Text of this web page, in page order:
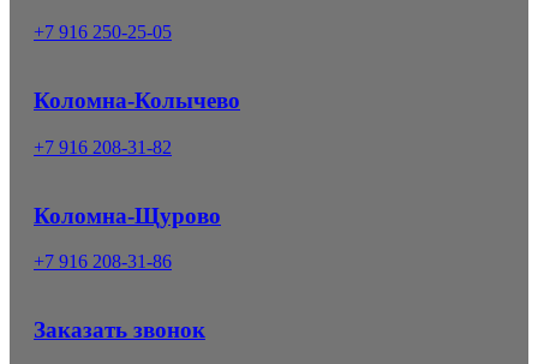
+7 916 250-25-05
Коломна-Колычево
+7 916 208-31-82
Коломна-Щурово
+7 916 208-31-86
Заказать звонок